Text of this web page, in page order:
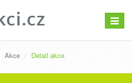
Akce Detail akce